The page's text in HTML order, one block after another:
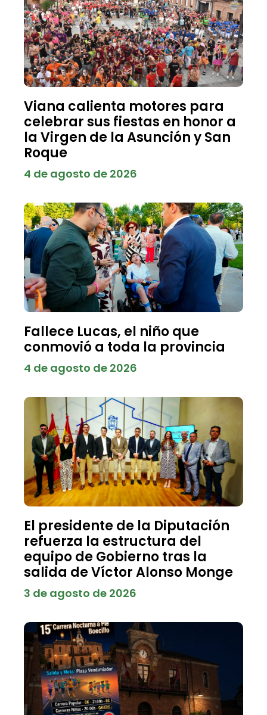
Viana calienta motores para
celebrar sus fiestas en honor a
la Virgen de la Asunción y San
Roque
4 de agosto de 2026
Fallece Lucas, el niño que
conmovió a toda la provincia
4 de agosto de 2026
El presidente de la Diputación
refuerza la estructura del
equipo de Gobierno tras la
salida de Víctor Alonso Monge
3 de agosto de 2026